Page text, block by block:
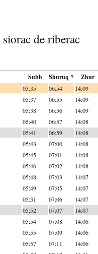
de riberac
Subh Shuruq * Zhur
05:35 06:54 14:09
05:37 06:55 14:09
05:38 06:56 14:09
05:40 06:57 14:08
05:41 06:59 14:08
05:43 07:00 14:08
05:45 07:01 14:08
05:46 07:02 14:08
05:48 07:03 14:07
05:49 07:05 14:07
05:51 07:06 14:07
05:52 07:07 14:07
05:54 07:08 14:06
05:55 07:09 14:06
05:57 07:11 14:06